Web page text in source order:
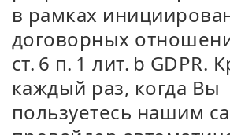
в рамках
договорных
ст. 6 п. 1 лит. b GDPR.
каждый раз, когда Вы
пользуетесь нашим